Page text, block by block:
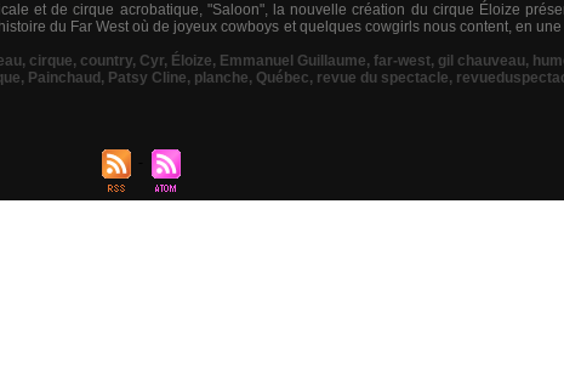
et de cirque acrobatique, "Saloon", la nouvelle création du cirque Éloize
du Far West où de joyeux cowboys et quelques cowgirls nous content, en
, cirque, country, Cyr, Éloize, Emmanuel Guillaume, far-west, gil chauveau,
, Painchaud , Patsy Cline, planche, Québec, revue du spectacle,